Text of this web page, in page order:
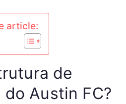
article:
de
Austin FC?